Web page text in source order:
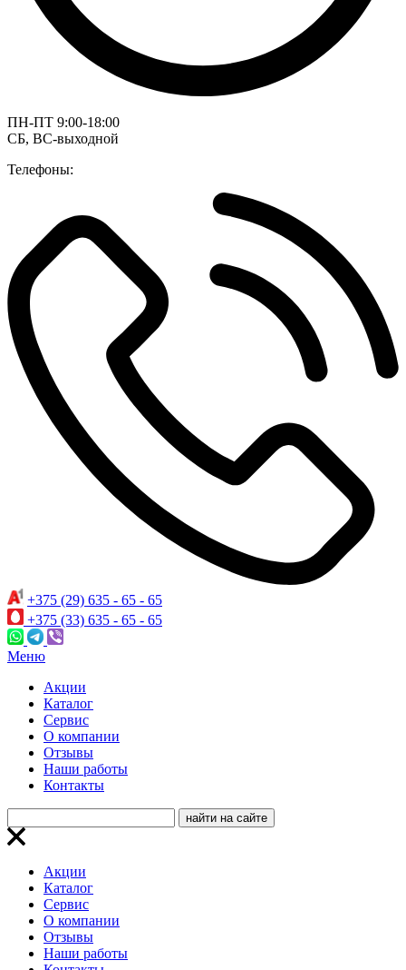
ПН-ПТ 9:00-18:00
СБ, ВС-выходной
Телефоны:
+375 (29) 635 - 65 - 65
+375 (33) 635 - 65 - 65
Меню
Акции
Каталог
Сервис
О компании
Отзывы
Наши работы
Контакты
Акции
Каталог
Сервис
О компании
Отзывы
Наши работы